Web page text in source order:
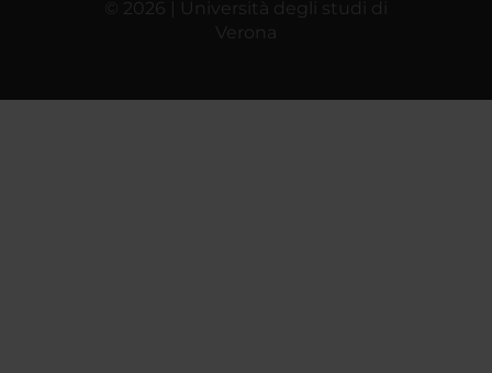
© 2026 | Università degli studi di
Verona